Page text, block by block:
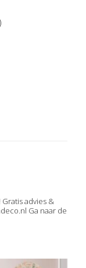
Gratis advies &
Ga naar de